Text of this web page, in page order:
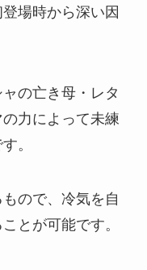
場時から深い因
の亡き母・レタ
力によって未練
。
ので、冷気を自
とが可能です。